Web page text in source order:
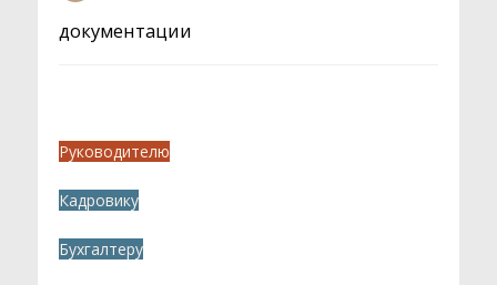
документации
Руководителю
Кадровику
Бухгалтеру